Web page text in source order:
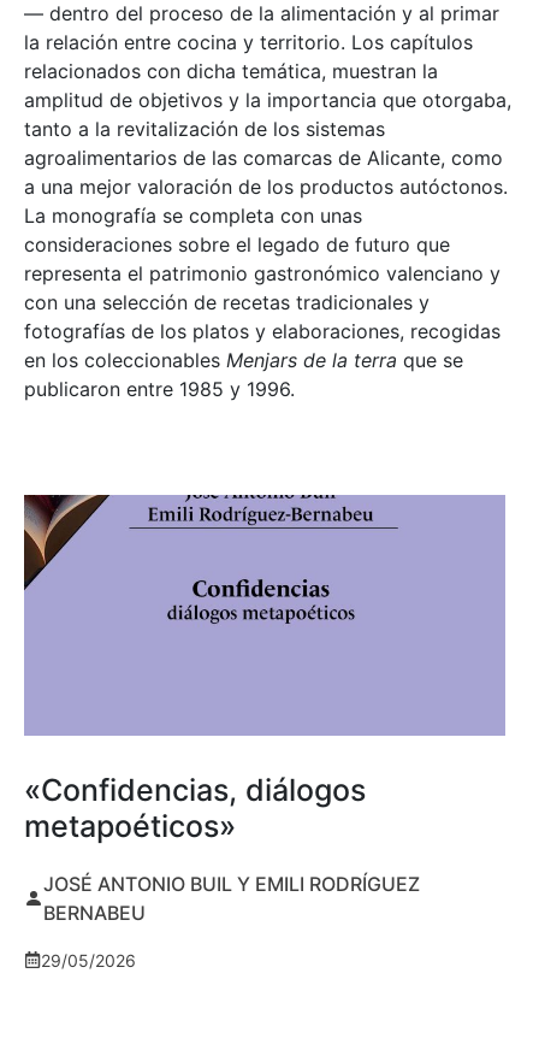
— dentro del proceso de la alimentación y al primar
la relación entre cocina y territorio. Los capítulos
relacionados con dicha temática, muestran la
amplitud de objetivos y la importancia que otorgaba,
tanto a la revitalización de los sistemas
agroalimentarios de las comarcas de Alicante, como
a una mejor valoración de los productos autóctonos.
La monografía se completa con unas
consideraciones sobre el legado de futuro que
representa el patrimonio gastronómico valenciano y
con una selección de recetas tradicionales y
fotografías de los platos y elaboraciones, recogidas
en los coleccionables Menjars de la terra que se
publicaron entre 1985 y 1996.
«Confidencias, diálogos
metapoéticos»
JOSÉ ANTONIO BUIL Y EMILI RODRÍGUEZ
BERNABEU
29/05/2026